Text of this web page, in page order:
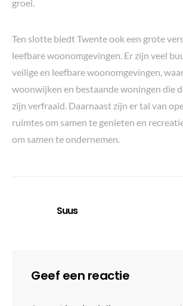
groei.
Ten slotte biedt Twente ook een grote
leefbare woonomgevingen. Er zijn veel
veilige en leefbare woonomgevingen,
woonwijken en bestaande woningen die
zijn verfraaid. Daarnaast zijn er tal van
ruimtes om samen te genieten en
om samen te ondernemen.
Suus
Geef een reactie